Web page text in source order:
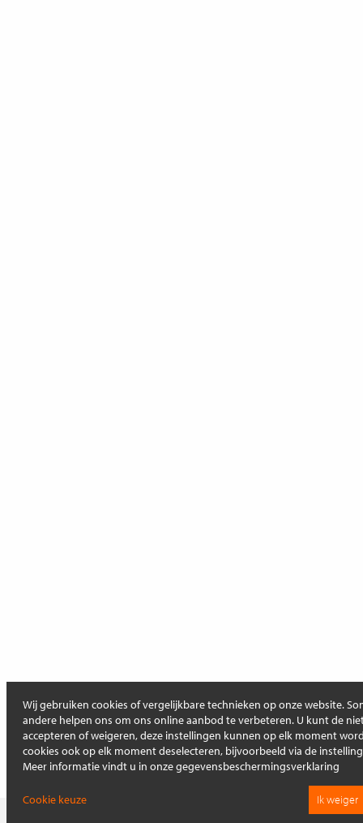
Wij gebruiken cookies of vergelijkbare technieken op onze website.
andere helpen ons om ons online aanbod te verbeteren. U kunt de
accepteren of weigeren, deze instellingen kunnen op elk moment
cookies ook op elk moment deselecteren, bijvoorbeeld via de
Meer informatie vindt u in onze gegevensbeschermingsverklaring
Cookie keuze Ik weiger